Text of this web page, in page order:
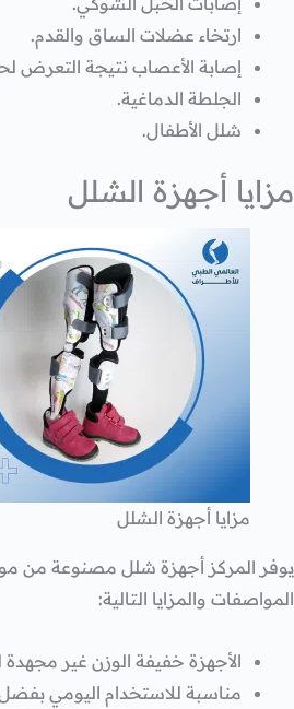
ارتخاء عضلات الساق والقدم.
إصابة الأعصاب نتيجة التعرض
الجلطة الدماغية.
شلل الأطفال.
مزايا أجهزة الشلل
مزايا أجهزة الشلل
يوفر المركز أجهزة شلل مصنوعة من
المواصفات والمزايا التالية:
الأجهزة خفيفة الوزن غير مجهدة
مناسبة للاستخدام اليومي